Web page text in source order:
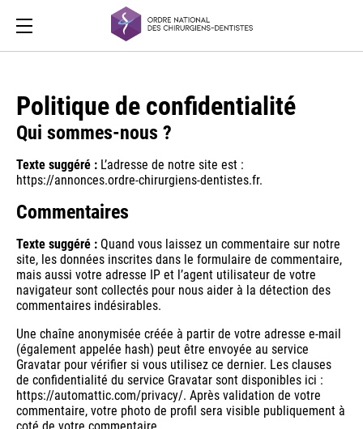
Politique de confidentialité
Qui sommes-nous ?
Texte suggéré : L’adresse de notre site est :
https://annonces.ordre-chirurgiens-dentistes.fr.
Commentaires
Texte suggéré : Quand vous laissez un commentaire sur notre
site, les données inscrites dans le formulaire de commentaire,
mais aussi votre adresse IP et l’agent utilisateur de votre
navigateur sont collectés pour nous aider à la détection des
commentaires indésirables.
Une chaîne anonymisée créée à partir de votre adresse e-mail
(également appelée hash) peut être envoyée au service
Gravatar pour vérifier si vous utilisez ce dernier. Les clauses
de confidentialité du service Gravatar sont disponibles ici :
https://automattic.com/privacy/. Après validation de votre
commentaire, votre photo de profil sera visible publiquement à